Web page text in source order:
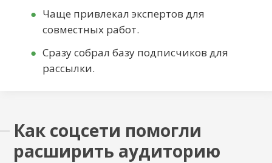
Чаще привлекал экспертов для
совместных работ.
Сразу собрал базу подписчиков для
рассылки.
Как соцсети помогли
расширить аудиторию